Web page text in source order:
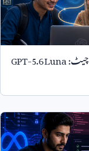
چیٹ:GPT-5.6 Luna